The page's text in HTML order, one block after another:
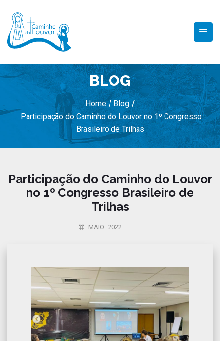
BLOG
Home / Blog /
Participação do Caminho do Louvor no 1º Congresso
Brasileiro de Trilhas
Participação do Caminho do Louvor
no 1º Congresso Brasileiro de
Trilhas
MAIO 2022